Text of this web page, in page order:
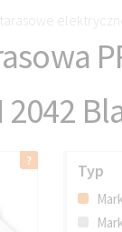
elektryczne
2042
Typ